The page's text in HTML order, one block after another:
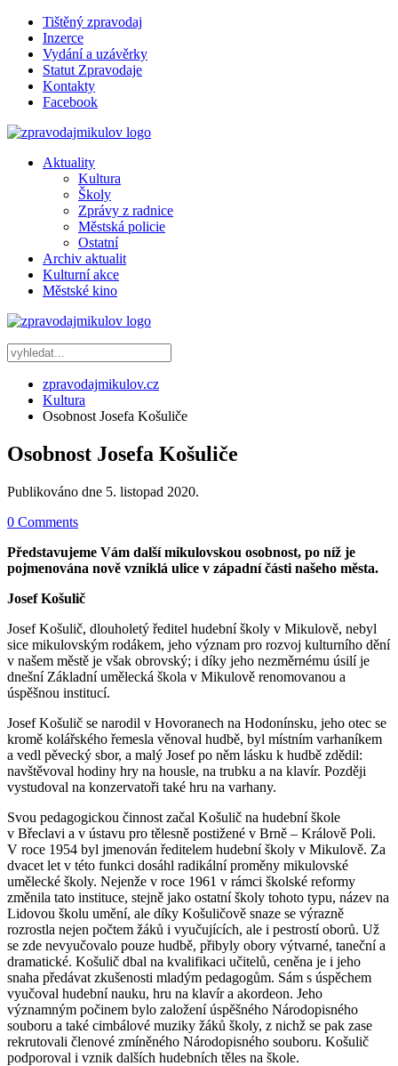
Tištěný zpravodaj
Inzerce
Vydání a uzávěrky
Statut Zpravodaje
Kontakty
Facebook
Aktuality
Kultura
Školy
Zprávy z radnice
Městská policie
Ostatní
Archiv aktualit
Kulturní akce
Městské kino
zpravodajmikulov.cz
Kultura
Osobnost Josefa Košuliče
Osobnost Josefa Košuliče
Publikováno dne 5. listopad 2020.
0 Comments
Představujeme Vám další mikulovskou osobnost, po níž je
pojmenována nově vzniklá ulice v západní části našeho města.
Josef Košulič
Josef Košulič, dlouholetý ředitel hudební školy v Mikulově, nebyl
sice mikulovským rodákem, jeho význam pro rozvoj kulturního dění
v našem městě je však obrovský; i díky jeho nezměrnému úsilí je
dnešní Základní umělecká škola v Mikulově renomovanou a
úspěšnou institucí.
Josef Košulič se narodil v Hovoranech na Hodonínsku, jeho otec se
kromě kolářského řemesla věnoval hudbě, byl místním varhaníkem
a vedl pěvecký sbor, a malý Josef po něm lásku k hudbě zdědil:
navštěvoval hodiny hry na housle, na trubku a na klavír. Později
vystudoval na konzervatoři také hru na varhany.
Svou pedagogickou činnost začal Košulič na hudební škole
v Břeclavi a v ústavu pro tělesně postižené v Brně – Králově Poli.
V roce 1954 byl jmenován ředitelem hudební školy v Mikulově. Za
dvacet let v této funkci dosáhl radikální proměny mikulovské
umělecké školy. Nejenže v roce 1961 v rámci školské reformy
změnila tato instituce, stejně jako ostatní školy tohoto typu, název na
Lidovou školu umění, ale díky Košuličově snaze se výrazně
rozrostla nejen počtem žáků i vyučujících, ale i pestrostí oborů. Už
se zde nevyučovalo pouze hudbě, přibyly obory výtvarné, taneční a
dramatické. Košulič dbal na kvalifikaci učitelů, ceněna je i jeho
snaha předávat zkušenosti mladým pedagogům. Sám s úspěchem
vyučoval hudební nauku, hru na klavír a akordeon. Jeho
významným počinem bylo založení úspěšného Národopisného
souboru a také cimbálové muziky žáků školy, z nichž se pak zase
rekrutovali členové zmíněného Národopisného souboru. Košulič
podporoval i vznik dalších hudebních těles na škole.